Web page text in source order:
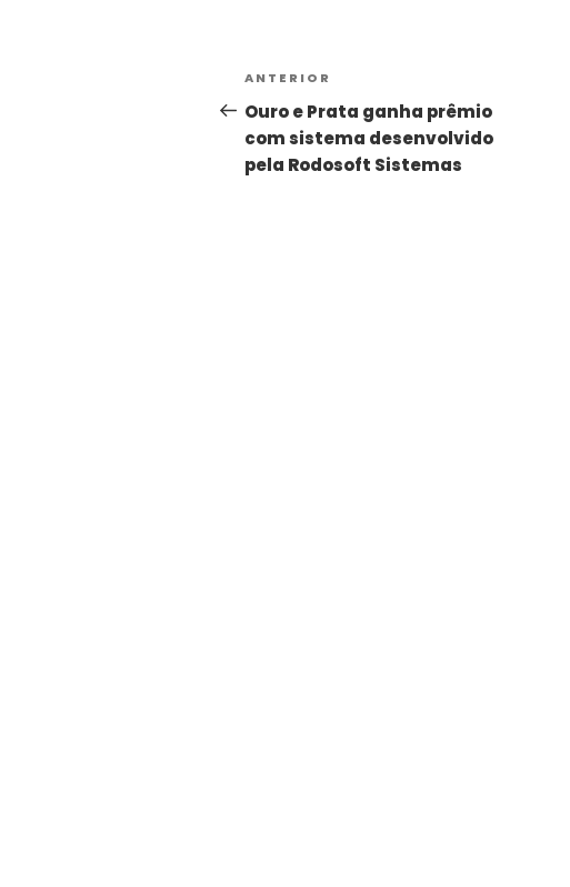
ANTERIOR
Ouro e Prata ganha prêmio
com sistema desenvolvido
pela Rodosoft Sistemas